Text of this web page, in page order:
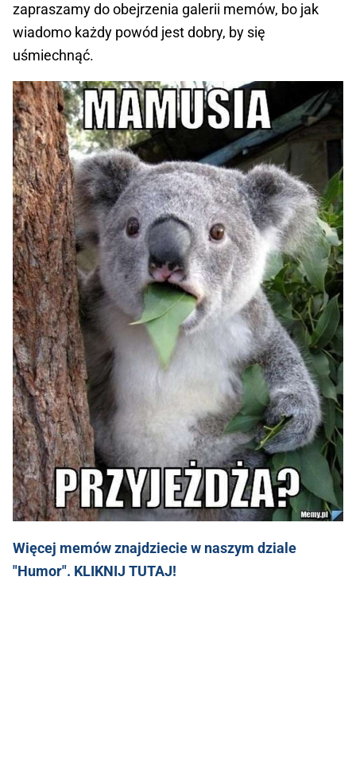
zapraszamy do obejrzenia galerii memów, bo jak
wiadomo każdy powód jest dobry, by się
uśmiechnąć.
Więcej memów znajdziecie w naszym dziale
"Humor". KLIKNIJ TUTAJ!